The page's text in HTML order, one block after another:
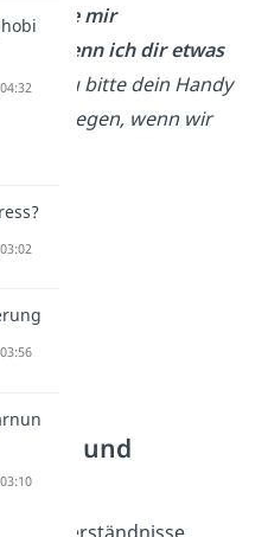
wünsche mir
wenn ich dir etwas
du bitte dein Handy
weglegen, wenn wir
lösen und